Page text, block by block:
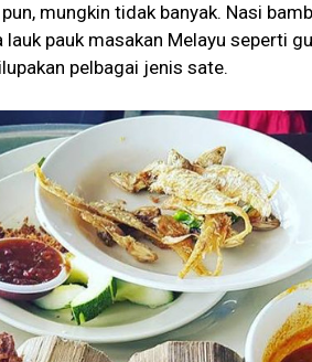
mungkin tidak banyak. Nasi
pauk masakan Melayu seperti
pelbagai jenis sate.